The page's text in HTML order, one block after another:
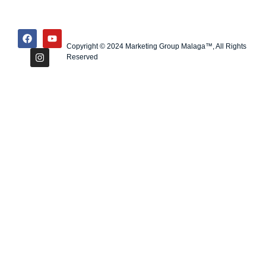
Copyright © 2024 Marketing Group Malaga™, All Rights
Reserved